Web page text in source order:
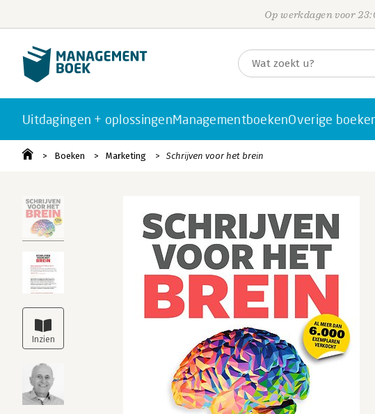
Op werkdagen voor
Uitdagingen + oplossingenManagementboekenOverige
Boeken Marketing Schrijven voor het brein